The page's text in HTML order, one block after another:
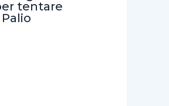
tentare